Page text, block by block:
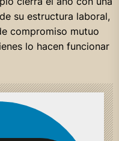
su estructura laboral,
compromiso mutuo
lo hacen funcionar